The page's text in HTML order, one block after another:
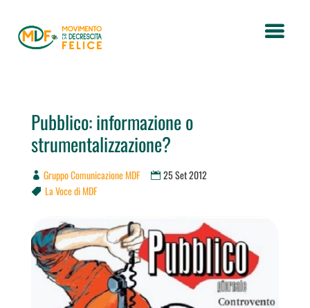
Pubblico: informazione o
strumentalizzazione?
Gruppo Comunicazione MDF 25 Set 2012
 La Voce di MDF